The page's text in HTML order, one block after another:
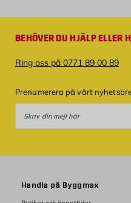
BEHÖVER DU HJÄLP ELLER
Ring oss på 0771 89 00 89
Prenumerera på vårt
Handla på Byggmax